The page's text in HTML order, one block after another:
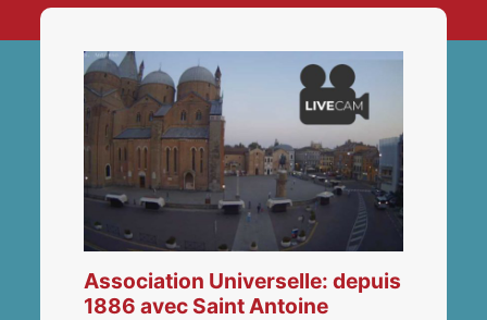
Association Universelle: depuis
1886 avec Saint Antoine